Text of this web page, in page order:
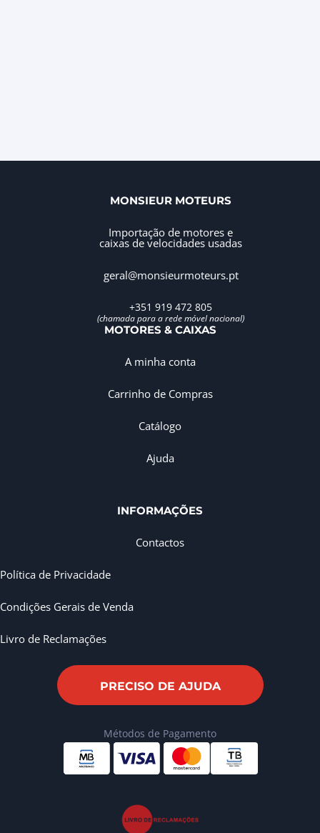
MONSIEUR MOTEURS
Importação de motores e
caixas de velocidades usadas
geral@monsieurmoteurs.pt
+351 919 472 805
(chamada para a rede móvel nacional)
MOTORES & CAIXAS
A minha conta
Carrinho de Compras
Catálogo
Ajuda
INFORMAÇÕES
Contactos
Política de Privacidade
Condições Gerais de Venda
Livro de Reclamações
PRECISO DE AJUDA
Métodos de Pagamento